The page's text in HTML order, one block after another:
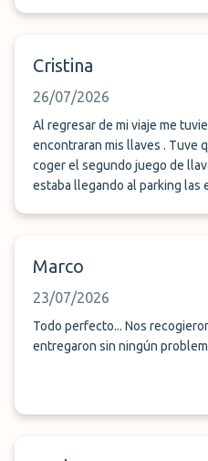
Cristina
26/07/2026
Al regresar de mi viaje me
encontraran mis llaves . Tuve
coger el segundo juego de
estaba llegando al parking las
Jamás volvería a dejar mi
Marco
23/07/2026
Todo perfecto... Nos
entregaron sin ningún